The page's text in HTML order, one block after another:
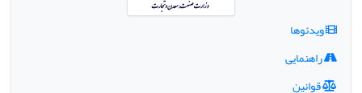
ویدئوها
راهنمایی
قوانین